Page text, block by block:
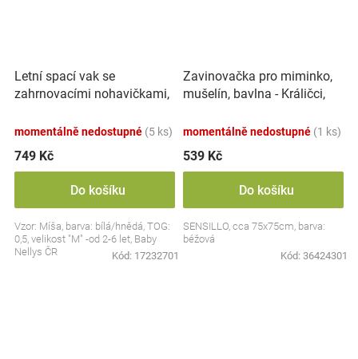
Letní spací vak se
zahrnovacími nohavičkami,
potiskem, M
momentálně nedostupné (5 ks)
749 Kč
Do košíku
Vzor: Míša, barva: bílá/hnědá, TOG:
0,5, velikost "M" -od 2-6 let, Baby
Nellys ČR
Kód: 17232701
Zavinovačka pro miminko,
mušelín, bavlna - Králičci,
momentálně nedostupné (1 ks)
539 Kč
Do košíku
SENSILLO, cca 75x75cm, barva:
béžová
Kód: 36424301